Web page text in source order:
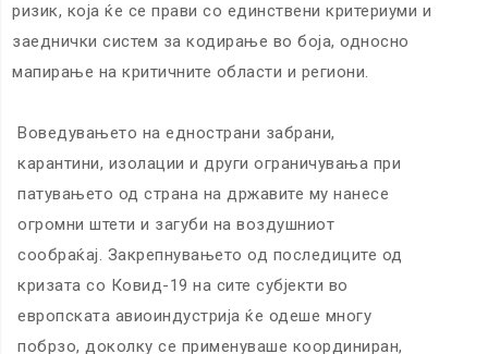
ризик, која ќе се прави со единствени критериуми и
заеднички систем за кодирање во боја, односно
мапирање на критичните области и региони.
Воведувањето на еднострани забрани,
карантини, изолации и други ограничувања при
патувањето од страна на државите му нанесе
огромни штети и загуби на воздушниот
сообраќај. Закрепнувањето од последиците од
кризата со Ковид-19 на сите субјекти во
европската авиоиндустрија ќе одеше многу
побрзо, доколку се применуваше координиран,